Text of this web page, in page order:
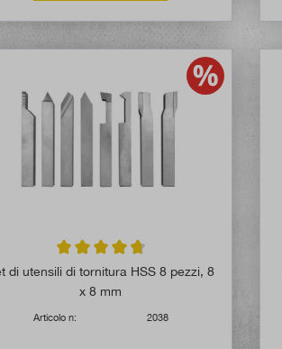
Valutazione media di 4.8 su 5 stelle
di utensili di tornitura HSS 8 pezzi, 8
x 8 mm
Articolo n: 2038